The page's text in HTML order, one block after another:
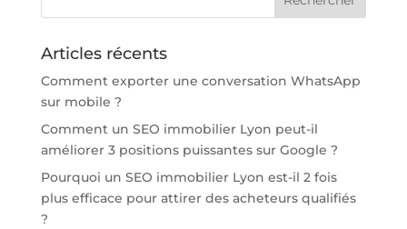
Articles récents
Comment exporter une conversation WhatsApp
sur mobile ?
Comment un SEO immobilier Lyon peut-il
améliorer 3 positions puissantes sur Google ?
Pourquoi un SEO immobilier Lyon est-il 2 fois
plus efficace pour attirer des acheteurs qualifiés
?